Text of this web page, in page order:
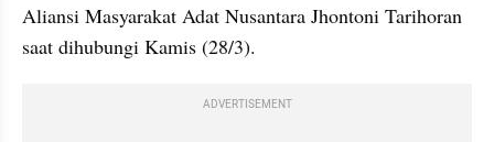
Aliansi Masyarakat Adat Nusantara Jhontoni Tarihoran
saat dihubungi Kamis (28/3).
ADVERTISEMENT